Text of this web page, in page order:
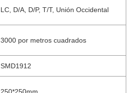
LC, D/A, D/P, T/T, Unión Occidental
3000 por metros cuadrados
SMD1912
250*250mm